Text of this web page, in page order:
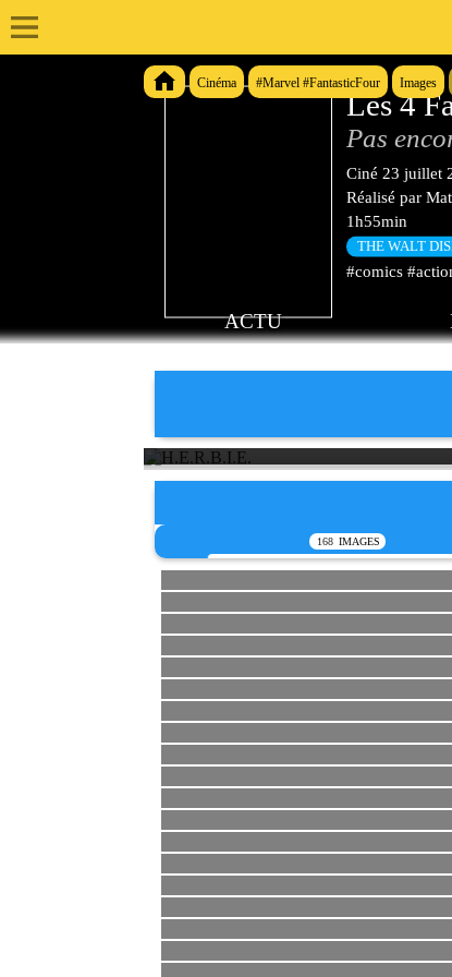
Cinéma #Marvel #FantasticFour Images
Les 4
Pas
Ciné 23 juillet
Réalisé par
1h55min
THE WALT
#comics
ACTU
168 IMAGES